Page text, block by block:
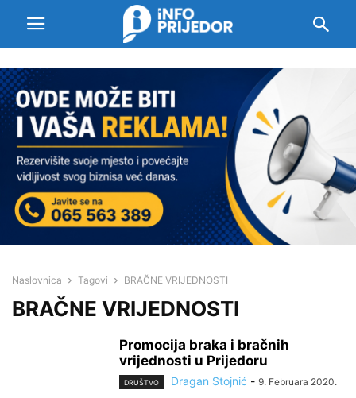
Naslovnica Tagovi BRAČNE VRIJEDNOSTI
BRAČNE VRIJEDNOSTI
Promocija braka i bračnih
vrijednosti u Prijedoru
DRUŠTVO Dragan Stojnić - 9. Februara 2020.